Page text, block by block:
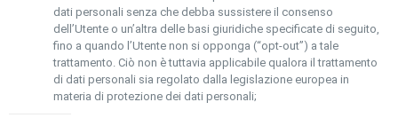
dati personali senza che debba sussistere il consenso
dell’Utente o un’altra delle basi giuridiche specificate di seguito,
fino a quando l’Utente non si opponga (“opt-out”) a tale
trattamento. Ciò non è tuttavia applicabile qualora il trattamento
di dati personali sia regolato dalla legislazione europea in
materia di protezione dei dati personali;